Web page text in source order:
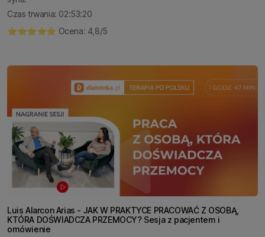
Czas trwania: 02:53:20
⭐️⭐️⭐️⭐️⭐️ Ocena: 4,8/5
Luis Alarcon Arias - JAK W PRAKTYCE PRACOWAĆ Z OSOBĄ,
KTÓRA DOŚWIADCZA PRZEMOCY? Sesja z pacjentem i
omówienie